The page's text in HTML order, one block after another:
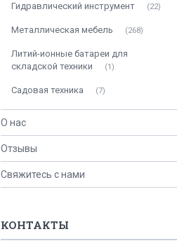
Гидравлический инструмент 22
Металлическая мебель 268
Литий-ионные батареи для
складской техники
1
Садовая техника 7
О нас
Отзывы
Свяжитесь с нами
КОНТАКТЫ